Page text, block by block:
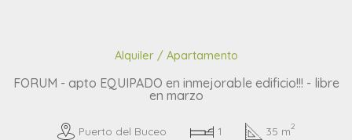
Alquiler / Apartamento
FORUM - apto EQUIPADO en inmejorable edificio!!! - libre
en marzo
Puerto del Buceo 1 35 m2